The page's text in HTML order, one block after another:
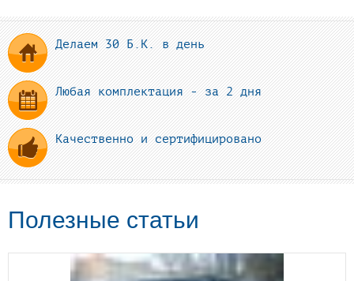
Делаем 30 Б.К. в день
Любая комплектация - за 2 дня
Качественно и сертифицировано
Полезные статьи